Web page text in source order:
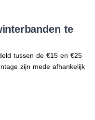
te
tussen de €15 en €25
zijn mede afhankelijk